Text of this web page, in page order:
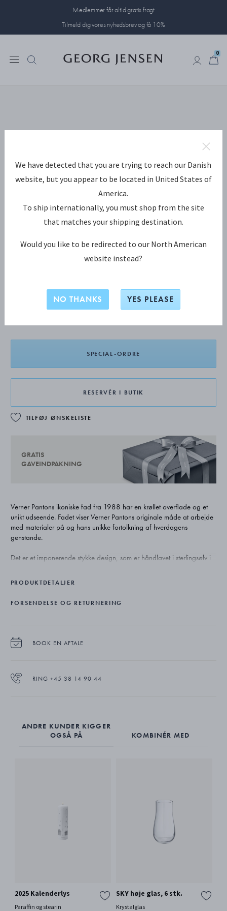
Medlemmer får altid gratis fragt
Tilmeld dig vores nyhedsbrev og få 10%
0
SPECIAL-ORDRE
RESERVÉR I BUTIK
TILFØJ ØNSKELISTE
GRATIS
GAVEINDPAKNING
Verner Pantons ikoniske fad fra 1988 har en krøllet overflade og et
unikt udseende. Fadet viser Verner Pantons originale måde at arbejde
med materialer på og hans unikke fortolkning af hverdagens
genstande.
Det er et imponerende stykke design, som er håndlavet i sterlingsølv i
Georg Jensen. Det blev krøllet sammen og derefter glattet ud igen som
PRODUKTDETALJER
FORSENDELSE OG RETURNERING
BOOK EN AFTALE
RING +45 38 14 90 44
ANDRE KUNDER KIGGER
OGSÅ PÅ
KOMBINÉR MED
2025 Kalenderlys
Paraffin og stearin
SKY høje glas, 6 stk.
Krystalglas
We have detected that you are trying to reach our Danish
website, but you appear to be located in United States of
America.
To ship internationally, you must shop from the site
that matches your shipping destination.
Would you like to be redirected to our North American
website instead?
NO THANKS YES PLEASE